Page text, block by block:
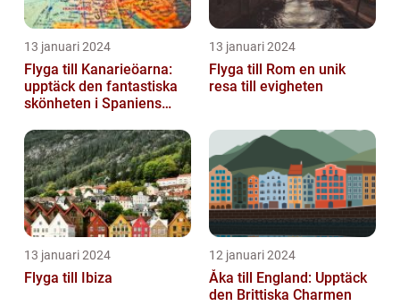
13 januari 2024
Flyga till Kanarieöarna:
upptäck den fantastiska
skönheten i Spaniens
13 januari 2024
Flyga till Rom en unik
resa till evigheten
13 januari 2024
Flyga till Ibiza
12 januari 2024
Åka till England: Upptäck
den Brittiska Charmen